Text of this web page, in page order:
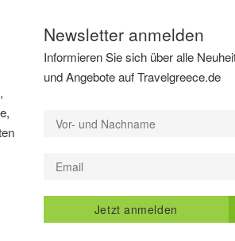
Newsletter anmelden
Informieren Sie sich über alle
und Angebote auf Travelgreece.de
Jetzt anmelden